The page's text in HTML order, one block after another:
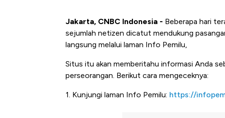
Jakarta, CNBC Indonesia - Beberapa hari
sejumlah netizen dicatut mendukung
langsung melalui laman Info Pemilu,
Situs itu akan memberitahu informasi Anda
perseorangan. Berikut cara mengeceknya:
1. Kunjungi laman Info Pemilu: https://